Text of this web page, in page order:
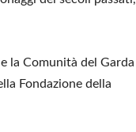
la Comunità del Garda
Fondazione della